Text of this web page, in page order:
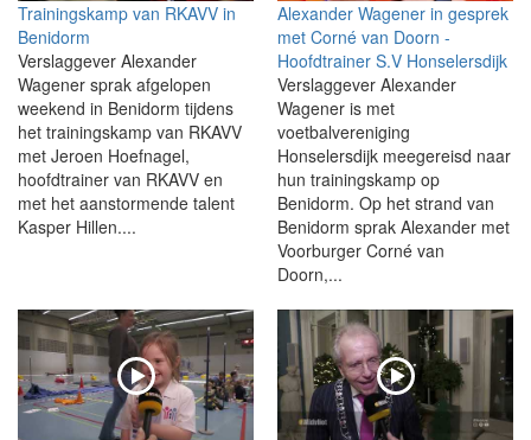
Trainingskamp van RKAVV in
Benidorm
Verslaggever Alexander
Wagener sprak afgelopen
weekend in Benidorm tijdens
het trainingskamp van RKAVV
met Jeroen Hoefnagel,
hoofdtrainer van RKAVV en
met het aanstormende talent
Kasper Hillen....
Alexander Wagener in gesprek
met Corné van Doorn -
Hoofdtrainer S.V Honselersdijk
Verslaggever Alexander
Wagener is met
voetbalvereniging
Honselersdijk meegereisd naar
hun trainingskamp op
Benidorm. Op het strand van
Benidorm sprak Alexander met
Voorburger Corné van
Doorn,...